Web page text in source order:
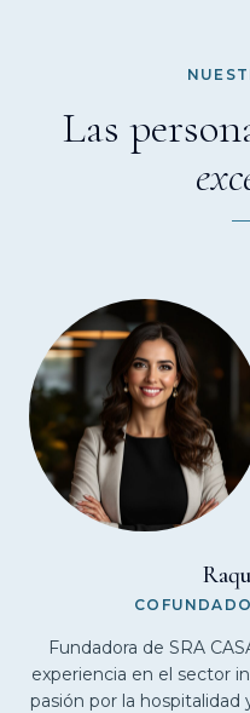
Las
Fundadora de SRA
experiencia en el sector
pasión por la hospitalidad